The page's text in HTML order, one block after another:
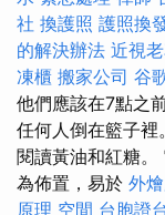
社 換護照 護照換
的解決辦法 近視
凍櫃 搬家公司 谷
他們應該在7點之
任何人倒在籃子裡
閱讀黃油和紅糖
為佈置，易於 外
原理 空間 台胞證